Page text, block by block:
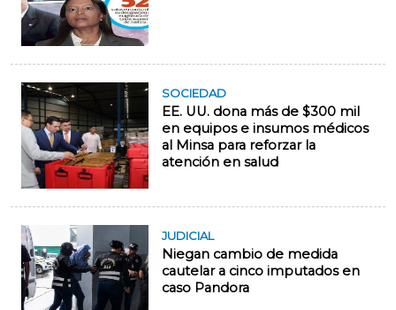
SOCIEDAD
EE. UU. dona más de $300 mil
en equipos e insumos médicos
al Minsa para reforzar la
atención en salud
JUDICIAL
Niegan cambio de medida
cautelar a cinco imputados en
caso Pandora